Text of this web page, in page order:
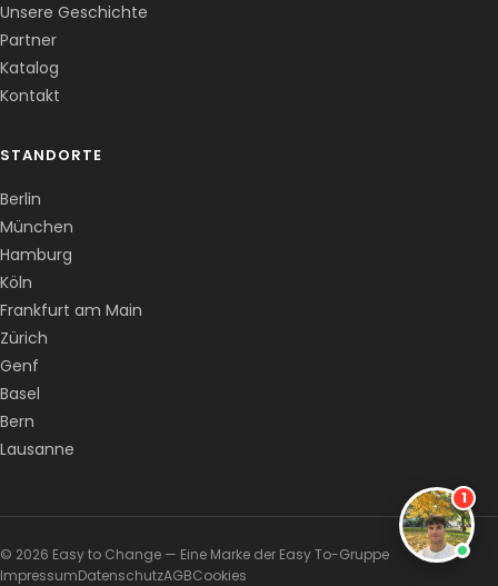
Unsere Geschichte
Partner
Katalog
Kontakt
STANDORTE
Berlin
München
Hamburg
Köln
Frankfurt am Main
Zürich
Genf
Basel
Bern
Lausanne
© 2026 Easy to Change — Eine Marke der Easy To-Gruppe
ImpressumDatenschutzAGBCookies
1